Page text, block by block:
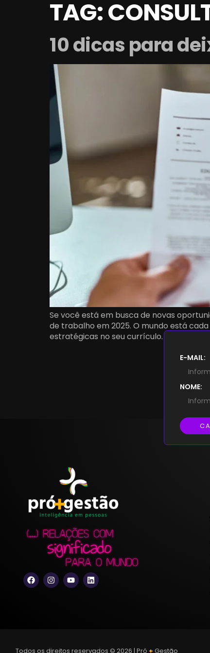
TAG:
10 dicas para
Se você está em busca de novas
de trabalho em 2025. O mundo está
estratégicas no seu currículo. Por isso,
E-MAIL:
NOME:
Todos os direitos reservados © 2026 | Pró + Gestão